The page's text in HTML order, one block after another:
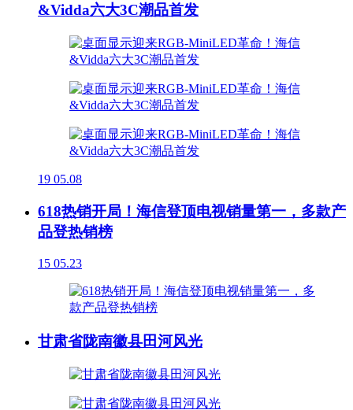
&Vidda六大3C潮品首发
19 05.08
618热销开局！海信登顶电视销量第一，多款产
品登热销榜
15 05.23
甘肃省陇南徽县田河风光